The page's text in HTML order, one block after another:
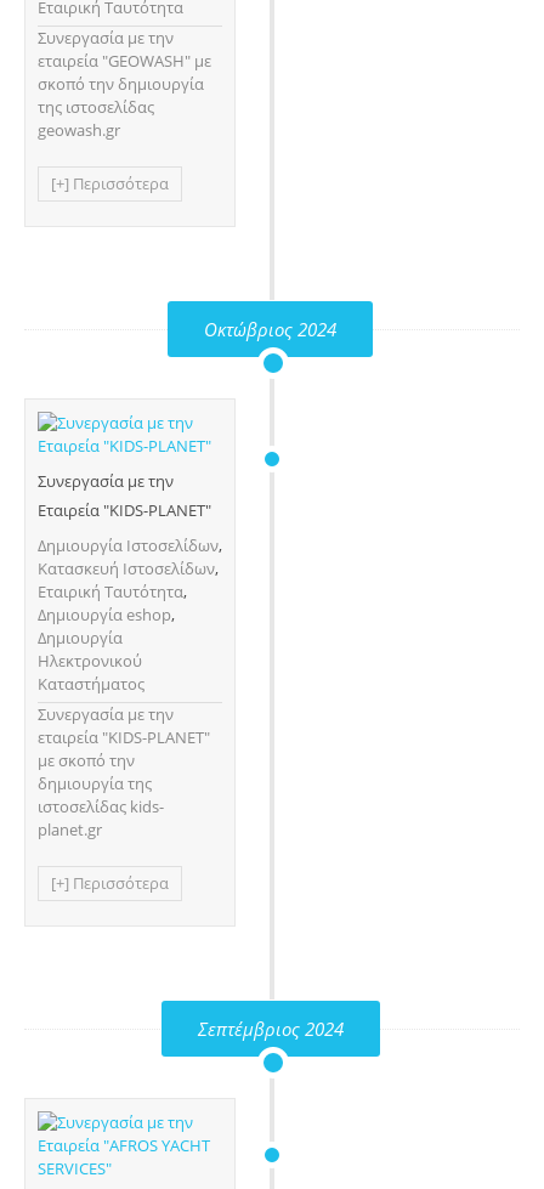
Εταιρική Ταυτότητα
Συνεργασία με την
εταιρεία "GEOWASH" με
σκοπό την δημιουργία
της ιστοσελίδας
geowash.gr
[+] Περισσότερα
Οκτώβριος 2024
Συνεργασία με την
Εταιρεία "KIDS-PLANET"
Δημιουργία Ιστοσελίδων,
Κατασκευή Ιστοσελίδων,
Εταιρική Ταυτότητα,
Δημιουργία eshop,
Δημιουργία
Ηλεκτρονικού
Καταστήματος
Συνεργασία με την
εταιρεία "KIDS-PLANET"
με σκοπό την
δημιουργία της
ιστοσελίδας kids-
planet.gr
[+] Περισσότερα
Σεπτέμβριος 2024